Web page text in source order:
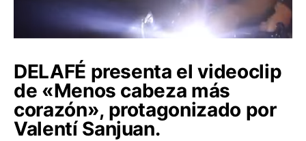
DELAFÉ presenta el videoclip
de «Menos cabeza más
corazón», protagonizado por
Valentí Sanjuan.